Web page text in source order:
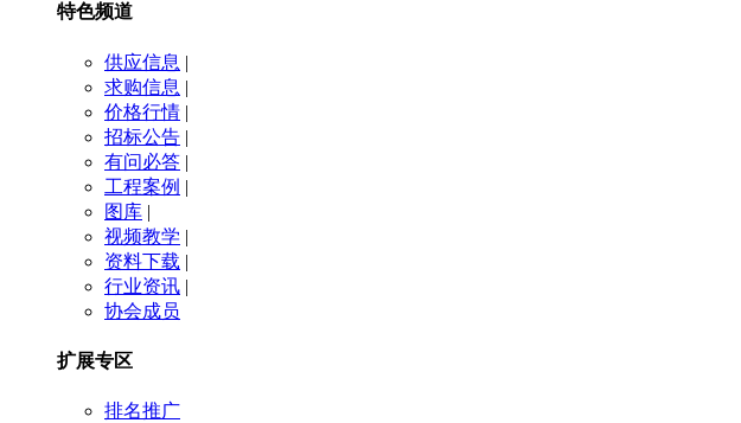
特色频道
供应信息 |
求购信息 |
价格行情 |
招标公告 |
有问必答 |
工程案例 |
图库 |
视频教学 |
资料下载 |
行业资讯 |
协会成员
扩展专区
排名推广